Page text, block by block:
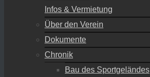
Infos & Vermietung
Über den Verein
Dokumente
Chronik
Bau des Sportgeländes